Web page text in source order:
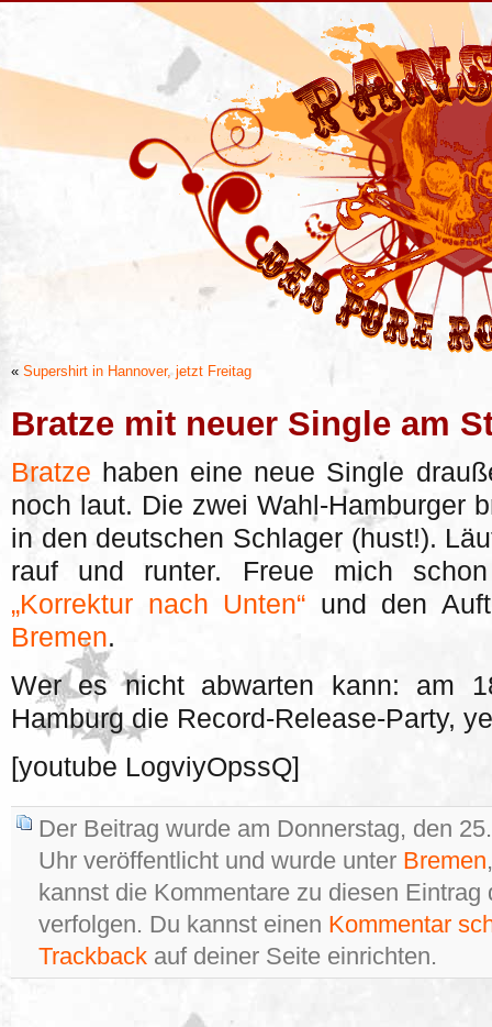
« Supershirt in Hannover, jetzt Freitag
Bratze mit neuer Single am
Bratze haben eine neue Single
noch laut. Die zwei Wahl-Hamburger
in den deutschen Schlager (hust!).
rauf und runter. Freue mich
„Korrektur nach Unten“ und den
Bremen.
Wer es nicht abwarten kann: am
Hamburg die Record-Release-Party,
[youtube LogviyOpssQ]
Der Beitrag wurde am Donnerstag, den
Uhr veröffentlicht und wurde unter Bremen
kannst die Kommentare zu diesen
verfolgen. Du kannst einen Kommentar
Trackback auf deiner Seite einrichten.